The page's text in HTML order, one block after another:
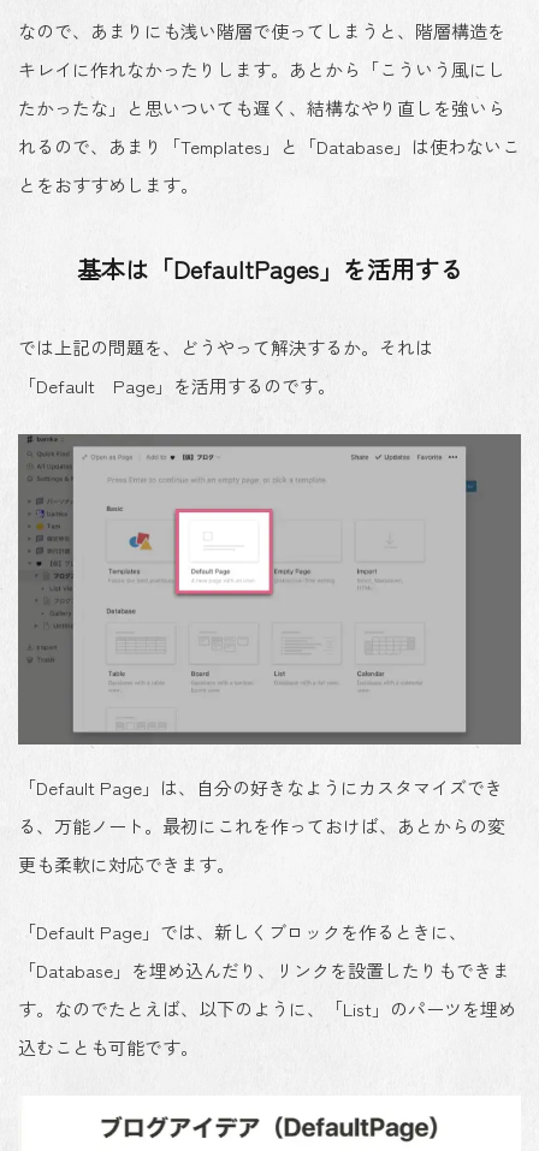
なので、あまりにも浅い階層で使ってしまうと、階層構造を
キレイに作れなかったりします。あとから「こういう風にし
たかったな」と思いついても遅く、結構なやり直しを強いら
れるので、あまり「Templates」と「Database」は使わないこ
とをおすすめします。
基本は「DefaultPages」を活用する
では上記の問題を、どうやって解決するか。それは
「Default Page」を活用する のです。
「Default Page」は、
自分の好きなようにカスタマイズでき
る、万能ノート。最初にこれを作っておけば、あとからの変
更も柔軟に対応できます。
「Default Page」では、 新しくブロックを作るときに、
「Database」を埋め込んだり、リンクを設置したりもできま
す。なのでたとえば、以下のように、「List」のパーツを埋め
込むことも可能です。